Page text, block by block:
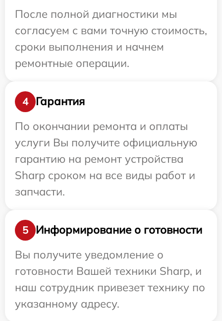
После полной диагностики мы
согласуем с вами точную стоимость,
сроки выполнения и начнем
ремонтные операции.
4
Гарантия
По окончании ремонта и оплаты
услуги Вы получите официальную
гарантию на ремонт устройства
Sharp сроком на все виды работ и
запчасти.
5
Информирование о готовности
Вы получите уведомление о
готовности Вашей техники Sharp, и
наш сотрудник привезет технику по
указанному адресу.